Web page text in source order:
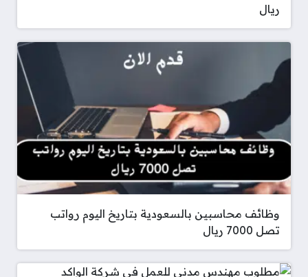
ريال
وظائف محاسبين بالسعودية بتاريخ اليوم رواتب
تصل 7000 ريال